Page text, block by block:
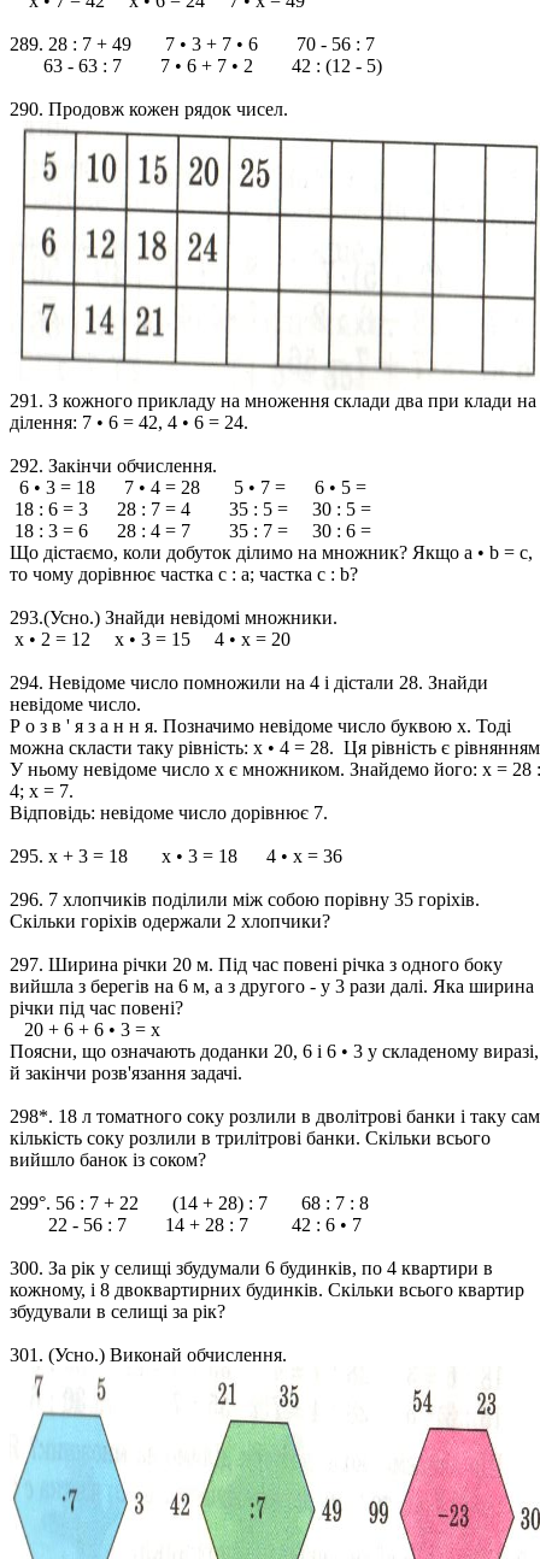
289. 28 : 7 + 49 7 • 3 + 7 • 6 70 - 56 : 7
63 - 63 : 7 7 • 6 + 7 • 2 42 : (12 - 5)
290. Продовж кожен рядок чисел.
291. З кожного прикладу на множення склади два при клади на
ділення: 7 • 6 = 42, 4 • 6 = 24.
292. Закінчи обчислення.
6 • 3 = 18 7 • 4 = 28 5 • 7 = 6 • 5 =
18 : 6 = 3 28 : 7 = 4 35 : 5 = 30 : 5 =
18 : 3 = 6 28 : 4 = 7 35 : 7 = 30 : 6 =
Що дістаємо, коли добуток ділимо на множник? Якщо а • b = с,
то чому дорівнює частка с : а; частка с : b?
293.(Усно.) Знайди невідомі множники.
х • 2 = 12 х • 3 = 15 4 • х = 20
294. Невідоме число помножили на 4 і дістали 28. Знайди
невідоме число.
Р о з в ' я з а н н я. Позначимо невідоме число буквою х. Тоді
можна скласти таку рівність: х • 4 = 28. Ця рівність є
У ньому невідоме число х є множником. Знайдемо його: х = 28 :
4; х = 7.
Відповідь: невідоме число дорівнює 7.
295. х + 3 = 18 х • 3 = 18 4 • х = 36
296. 7 хлопчиків поділили між собою порівну 35 горіхів.
Скільки горіхів одержали 2 хлопчики?
297. Ширина річки 20 м. Під час повені річка з одного боку
вийшла з берегів на 6 м, а з другого - у 3 рази далі. Яка ширина
річки під час повені?
20 + 6 + 6 • 3 = х
Поясни, що означають доданки 20, 6 і 6 • 3 у складеному виразі,
й закінчи розв'язання задачі.
298*. 18 л томатного соку розлили в дволітрові банки і таку
кількість соку розлили в трилітрові банки. Скільки всього
вийшло банок із соком?
299°. 56 : 7 + 22 (14 + 28) : 7 68 : 7 : 8
22 - 56 : 7 14 + 28 : 7 42 : 6 • 7
300. За рік у селищі збудумали 6 будинків, по 4 квартири в
кожному, і 8 двоквартирних будинків. Скільки всього квартир
збудували в селищі за рік?
301. (Усно.) Виконай обчислення.